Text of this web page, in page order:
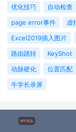
优化技巧
自动检查
page error事件
虚
Excel2019插入图片
路由跳转
KeyShot
动脉硬化
位置匹配
牛学长录屏